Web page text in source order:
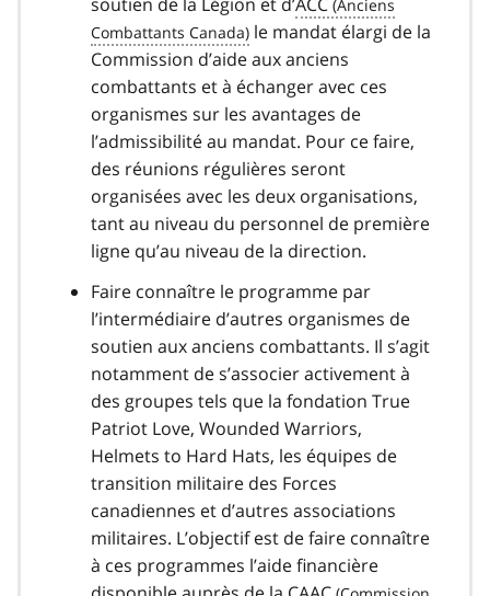
le mandat élargi de la
Commission d’aide aux anciens
combattants et à échanger avec ces
organismes sur les avantages de
l’admissibilité au mandat. Pour ce faire,
des réunions régulières seront
organisées avec les deux organisations,
tant au niveau du personnel de première
ligne qu’au niveau de la direction.
Faire connaître le programme par
l’intermédiaire d’autres organismes de
soutien aux anciens combattants. Il s’agit
notamment de s’associer activement à
des groupes tels que la fondation True
Patriot Love, Wounded Warriors,
Helmets to Hard Hats, les équipes de
transition militaire des Forces
canadiennes et d’autres associations
militaires. L’objectif est de faire connaître
à ces programmes l’aide financière